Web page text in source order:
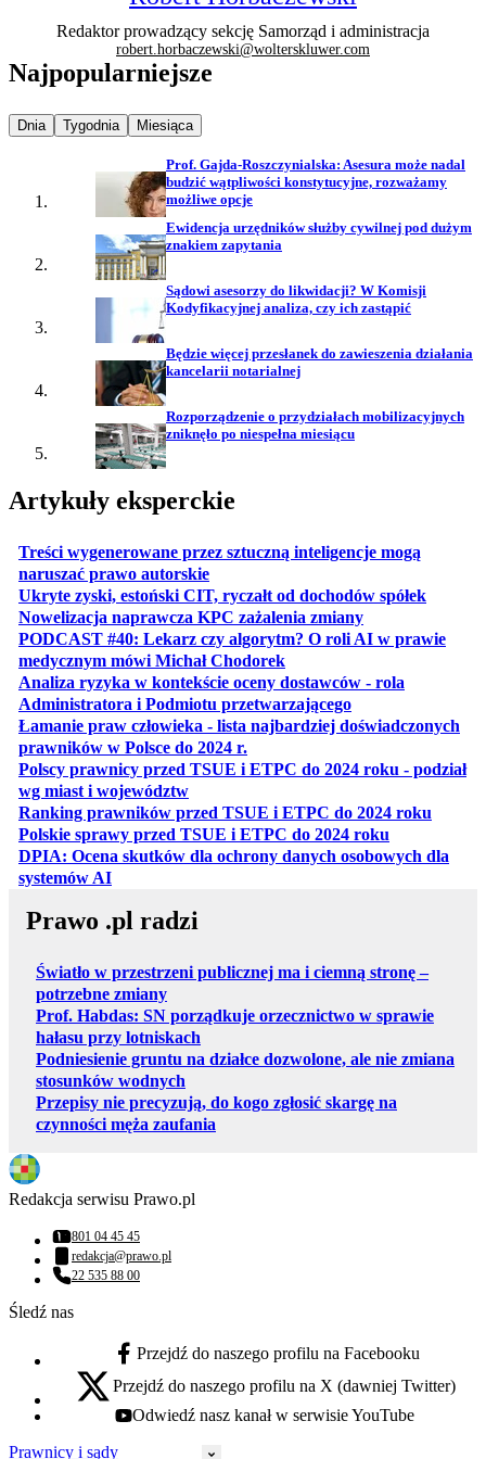
Redaktor prowadzący sekcję Samorząd i administracja
robert.horbaczewski@wolterskluwer.com
Najpopularniejsze
Najpopularniejsze wiadomości z
Dnia Najpopularniejsze wiadomości z
Tygodnia Najpopularniejsze wiadomości z
Miesiąca
Prof. Gajda-Roszczynialska: Asesura może nadal
budzić wątpliwości konstytucyjne, rozważamy
możliwe opcje
Ewidencja urzędników służby cywilnej pod dużym
znakiem zapytania
Sądowi asesorzy do likwidacji? W Komisji
Kodyfikacyjnej analiza, czy ich zastąpić
Będzie więcej przesłanek do zawieszenia działania
kancelarii notarialnej
Rozporządzenie o przydziałach mobilizacyjnych
zniknęło po niespełna miesiącu
Artykuły eksperckie
Treści wygenerowane przez sztuczną inteligencje mogą
naruszać prawo autorskieotwiera się w nowej karcie
Ukryte zyski, estoński CIT, ryczałt od dochodów spółekotwiera
Nowelizacja naprawcza KPC zażalenia zmianyotwiera się w
PODCAST #40: Lekarz czy algorytm? O roli AI w prawie
medycznym mówi Michał Chodorekotwiera się w nowej karcie
Analiza ryzyka w kontekście oceny dostawców - rola
Administratora i Podmiotu przetwarzającegootwiera się w
Łamanie praw człowieka - lista najbardziej doświadczonych
prawników w Polsce do 2024 r.
Polscy prawnicy przed TSUE i ETPC do 2024 roku - podział
wg miast i województwotwiera się w nowej karcie
Ranking prawników przed TSUE i ETPC do 2024 roku
Polskie sprawy przed TSUE i ETPC do 2024 roku
DPIA: Ocena skutków dla ochrony danych osobowych dla
systemów AIotwiera się w nowej karcie
Prawo .pl radzi
Światło w przestrzeni publicznej ma i ciemną stronę –
potrzebne zmiany
Prof. Habdas: SN porządkuje orzecznictwo w sprawie
hałasu przy lotniskach
Podniesienie gruntu na działce dozwolone, ale nie zmiana
stosunków wodnych
Przepisy nie precyzują, do kogo zgłosić skargę na
czynności męża zaufania
Redakcja serwisu Prawo.pl
Numer telefonu:
801 04 45 45
Adres email:
redakcja@prawo.pl
Numer telefonu:
22 535 88 00
Śledź nas
facebook - otwiera się w nowej karcie
Przejdź do naszego profilu na Facebooku
x - otwiera się w nowej karcie
Przejdź do naszego profilu na X (dawniej Twitter)
youtube - otwiera się w nowej karcie
Odwiedź nasz kanał w serwisie YouTube
Prawnicy i sądy